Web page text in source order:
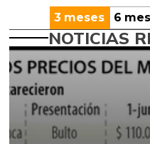
3 meses 6
NOTICIAS